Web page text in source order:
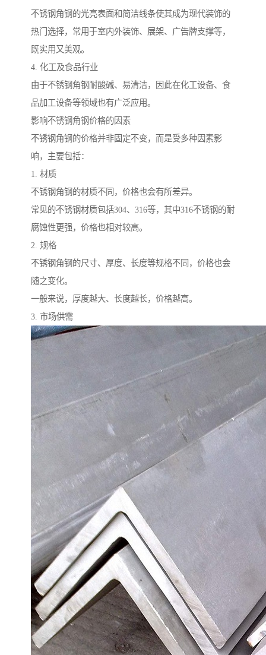
不锈钢角钢的光亮表面和简洁线条使其成为现代装饰的
热门选择，常用于室内外装饰、展架、广告牌支撑等，
既实用又美观。
4. 化工及食品行业
由于不锈钢角钢耐酸碱、易清洁，因此在化工设备、食
品加工设备等领域也有广泛应用。
影响不锈钢角钢价格的因素
不锈钢角钢的价格并非固定不变，而是受多种因素影
响，主要包括：
1. 材质
不锈钢角钢的材质不同，价格也会有所差异。
常见的不锈钢材质包括304、316等，其中316不锈钢的耐
腐蚀性更强，价格也相对较高。
2. 规格
不锈钢角钢的尺寸、厚度、长度等规格不同，价格也会
随之变化。
一般来说，厚度越大、长度越长，价格越高。
3. 市场供需